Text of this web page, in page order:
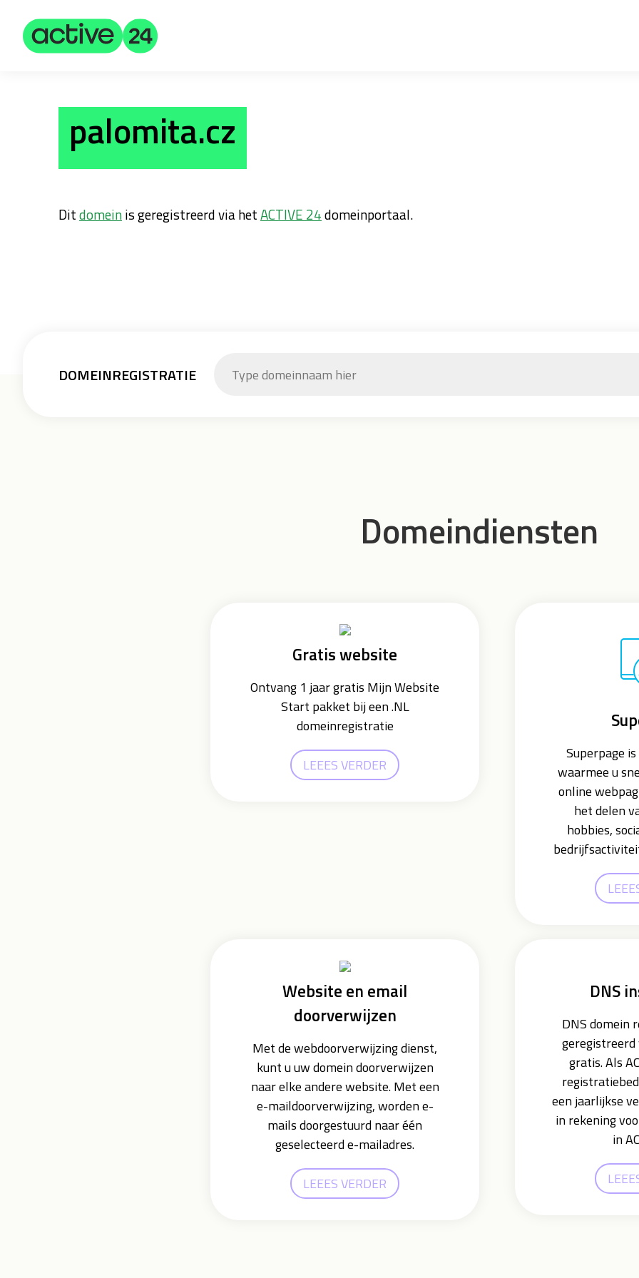
palomita.cz
Ditdomeinis geregistreerd via hetACTIVE 24domeinportaal.
DOMEINREGISTRATIE
Domeindiensten
Gratis website
Ontvang 1 jaar gratis Mijn Website
Start pakket bij een .NL
domeinregistratie
LEEES VERDER
Superpage
waarmee u
online
het delen
hobbies,
Website en email
doorverwijzen
Met de webdoorverwijzing dienst,
kunt u uw domein doorverwijzen
naar elke andere website. Met een
e-maildoorverwijzing, worden e-
mails doorgestuurd naar één
geselecteerd e-mailadres.
LEEES VERDER
DNS
DNS domein
geregistreerd
gratis. Als
een jaarlijkse
in rekening
in